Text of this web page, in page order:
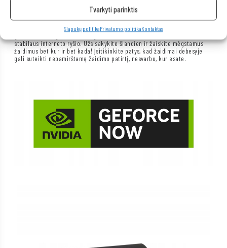
Tvarkyti parinktis
Slapukų politikaPrivatumo politikaKontaktas
Nenorite investuoti į brangią įrangą, bet norite žaisti naujausius
žaidimus? Turime jums sprendimą! Mūsų nešiojamas kompiuteris su
„GeForce Now“ yra puikus pasirinkimas bet kuriam žaidimų gerbėjui. Su
„GeForce Now“ programa jums nebereikia galingo kompiuterio, kad
stabilaus interneto ryšio. Užsisakykite šiandien ir žaiskite mėgstamus
žaidimus bet kur ir bet kada! Įsitikinkite patys, kad žaidimai debesyje
gali suteikti nepamirštamą žaidimo patirtį, nesvarbu, kur esate.